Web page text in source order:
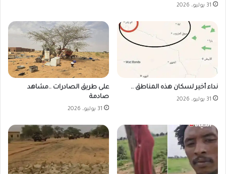
31 يوليو، 2026
نداء أخير لسكان هذه المناطق ..
31 يوليو، 2026
على طريق الصادرات ..مشاهد
صادمة
31 يوليو، 2026